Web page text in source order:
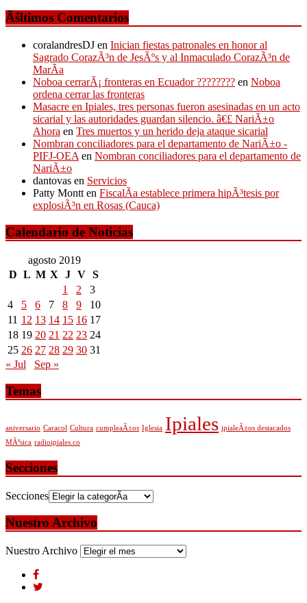
Ãšltimos Comentarios
coralandresDJ en Inician fiestas patronales en honor al
Sagrado CorazÃ³n de JesÃºs y al Inmaculado CorazÃ³n de
MarÃ­a
Noboa cerrarÃ¡ fronteras en Ecuador ???????? en Noboa
ordena cerrar las fronteras
Masacre en Ipiales, tres personas fueron asesinadas en un acto
sicarial y las autoridades guardan silencio. â€£ NariÃ±o
Ahora en Tres muertos y un herido deja ataque sicarial
Nombran conciliadores para el departamento de NariÃ±o -
PIFJ-OEAen Nombran conciliadores para el departamento de
NariÃ±o
dantovas en Servicios
Patty Montten FiscalÃ­a establece primera hipÃ³tesis por
explosiÃ³n en Rosas (Cauca)
Calendario de Noticias
agosto 2019
D L M X J V S
1
2
3
4
5 6 7 8 9
10
11 12 13 14 15 16 17
18 19 20 21 22 23 24
25 26 27 28 29 30 31
« Jul
Sep »
Temas
aniversario Caracol Cultura cumpleaÃ±os Iglesia Ipiales ipialeÃ±os destacados
MÃºsica radioipiales.co
Secciones
Secciones
Nuestro Archivo
Nuestro Archivo